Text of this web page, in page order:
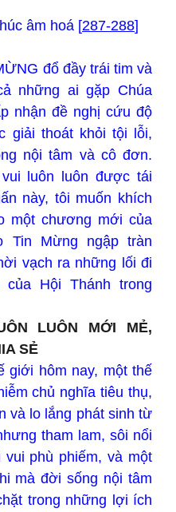
âm hoá [287-288]
đổ đầy trái tim và
những ai gặp Chúa
nhận đề nghị cứu độ
giải thoát khỏi tội lỗi,
nội tâm và cô đơn.
luôn luôn được tái
này, tôi muốn khích
một chương mới của
Tin Mừng ngập tràn
vạch ra những lối đi
Hội Thánh trong
LUÔN MỚI MẺ,
SẺ
giới hôm nay, một thế
chủ nghĩa tiêu thụ,
và lo lắng phát sinh từ
tham lam, sôi nổi
phù phiếm, và một
mà đời sống nội tâm
trong những lợi ích